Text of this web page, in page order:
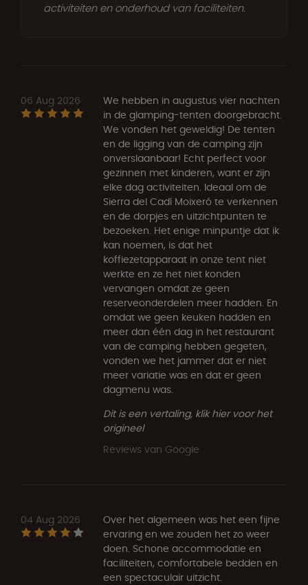
activiteiten en onderhoud van faciliteiten.
06 Aug 2026
We hebben in augustus vier nachten
in de glamping-tenten doorgebracht.
We vonden het geweldig! De tenten
en de ligging van de camping zijn
onverslaanbaar! Echt perfect voor
gezinnen met kinderen, want er zijn
elke dag activiteiten. Ideaal om de
Sierra del Cadí Moixeró te verkennen
en de dorpjes en uitzichtpunten te
bezoeken. Het enige minpuntje dat ik
kan noemen, is dat het
koffiezetapparaat in onze tent niet
werkte en ze het niet konden
vervangen omdat ze geen
reserveonderdelen meer hadden. En
omdat we geen keuken hadden en
meer dan één dag in het restaurant
van de camping hebben gegeten,
vonden we het jammer dat er niet
meer variatie was en dat er geen
dagmenu was.
Dit is een vertaling, klik hier voor het
origineel
Reviews van Google
04 Aug 2026
Over het algemeen was het een fijne
ervaring en we zouden het zo weer
doen. Schone accommodatie en
faciliteiten, comfortabele bedden en
een spectaculair uitzicht.